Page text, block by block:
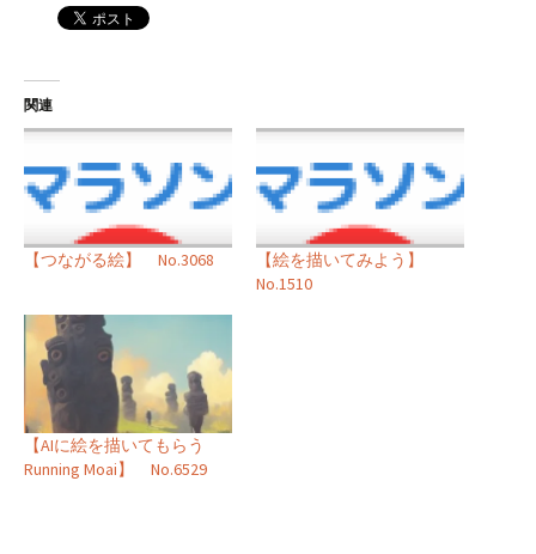
関連
【つながる絵】 No.3068
【絵を描いてみよう】
No.1510
【AIに絵を描いてもらう
Running Moai】 No.6529